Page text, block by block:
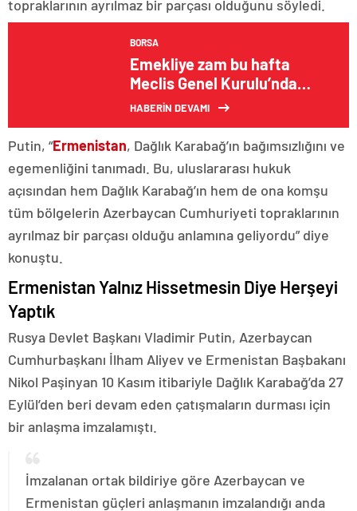
topraklarının ayrılmaz bir parçası olduğunu söyledi.
BORSA
Emekliye zam bu hafta
Meclis Genel Kurulu’nda
görüşülecek
HABERİN DEVAMI
Putin, “Ermenistan, Dağlık Karabağ’ın bağımsızlığını ve
egemenliğini tanımadı. Bu, uluslararası hukuk
açısından hem Dağlık Karabağ’ın hem de ona komşu
tüm bölgelerin Azerbaycan Cumhuriyeti topraklarının
ayrılmaz bir parçası olduğu anlamına geliyordu” diye
konuştu.
Ermenistan Yalnız Hissetmesin Diye Herşeyi
Yaptık
Rusya Devlet Başkanı Vladimir Putin, Azerbaycan
Cumhurbaşkanı İlham Aliyev ve Ermenistan Başbakanı
Nikol Paşinyan 10 Kasım itibariyle Dağlık Karabağ’da 27
Eylül’den beri devam eden çatışmaların durması için
bir anlaşma imzalamıştı.
İmzalanan ortak bildiriye göre Azerbaycan ve
Ermenistan güçleri anlaşmanın imzalandığı anda